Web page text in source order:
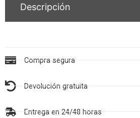
Descripción
Compra segura
Devolución gratuita
Entrega en 24/48 horas